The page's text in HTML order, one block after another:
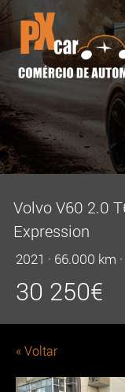
Volvo V60 2.0
Expression
2021 · 66.000 km ·
30 250€
« Voltar